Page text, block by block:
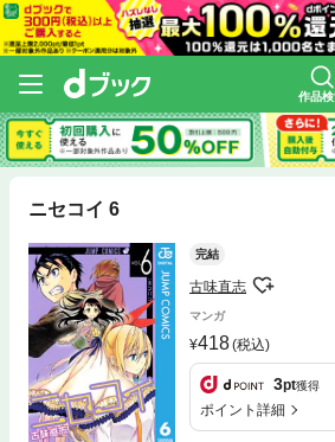
作品
ニセコイ 6
完結
古味直志
マンガ
418(税込)
3pt獲得
ポイント詳細